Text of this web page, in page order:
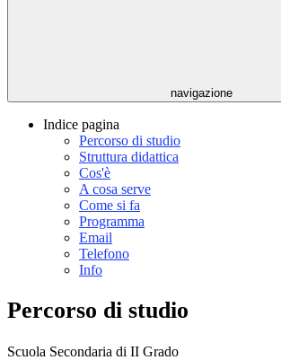
navigazione
Indice pagina
Percorso di studio
Struttura didattica
Cos'è
A cosa serve
Come si fa
Programma
Email
Telefono
Info
Percorso di studio
Scuola Secondaria di II Grado